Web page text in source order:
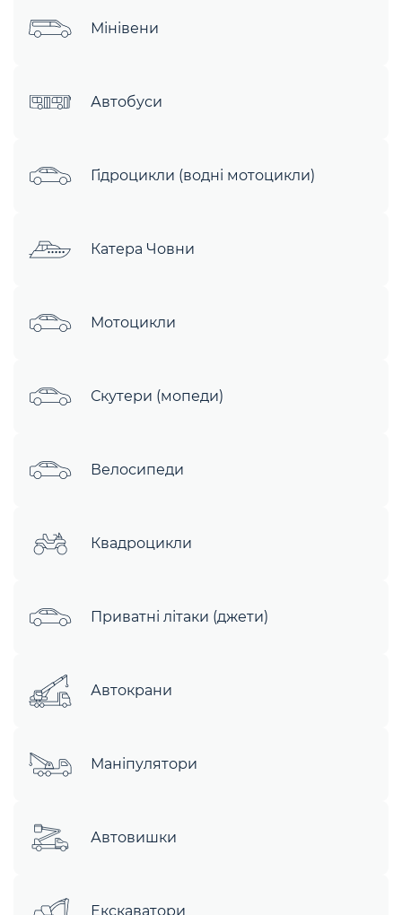
Мінівени
Автобуси
Гідроцикли (водні мотоцикли)
Катера Човни
Мотоцикли
Скутери (мопеди)
Велосипеди
Квадроцикли
Приватні літаки (джети)
Автокрани
Маніпулятори
Автовишки
Екскаватори